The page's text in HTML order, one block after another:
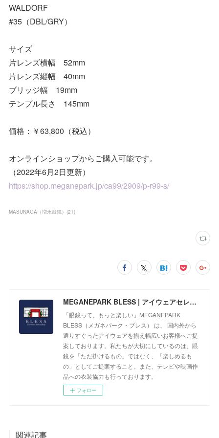
WALDORF
#35（DBL/GRY）
サイズ
片レンズ横幅 52mm
片レンズ縦幅 40mm
ブリッジ幅 19mm
テンプル長さ 145mm
価格：￥63,800（税込）
オンラインショップからご購入可能です。
（2022年6月2日更新）
https://shop.meganepark.jp/ca99/2909/p-r99-s/
MASUNAGA（増永眼鏡） (21)
MEGANEPARK BLESS | アイウェアセレクトショップ
「眼鏡って、もっと楽しい」MEGANEPARK
BLESS（メガネパーク・ブレス） は、 国内外から
選りすぐったアイウェアを揃え幅広いお客様へご提
案しております。私たちが大切にしているのは、眼
鏡を「ただ掛けるもの」ではなく、「楽しめるも
の」としてご提案すること。また、テレビや映画作
品への衣装協力も行っております。
フォロー
関連記事